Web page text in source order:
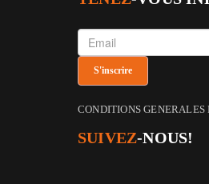
CONDITIONS
SUIVEZ-NOUS!